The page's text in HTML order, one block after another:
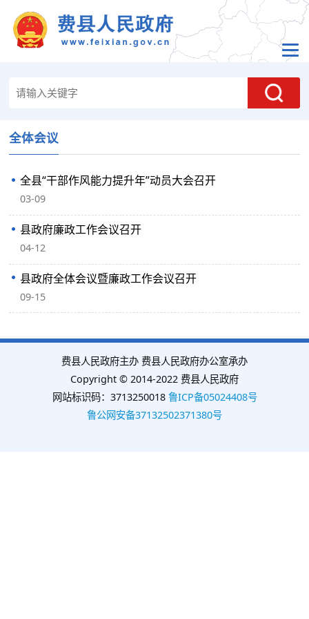
全体会议
全县“干部作风能力提升年”动员大会召开
03-09
县政府廉政工作会议召开
04-12
县政府全体会议暨廉政工作会议召开
09-15
费县人民政府主办 费县人民政府办公室承办
Copyright © 2014-2022 费县人民政府
网站标识码：3713250018 鲁ICP备05024408号
鲁公网安备37132502371380号